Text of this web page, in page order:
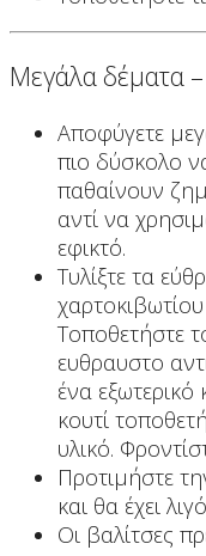
Μεγάλα δέματα –
Αποφύγετε
πιο δύσκολο
παθαίνουν
αντί να
εφικτό.
Τυλίξτε τα
Τοποθετήστε
ευθραυστο
ένα
κουτί
υλικό.
Προτιμήστε
και θα έχει
Οι βαλίτσες